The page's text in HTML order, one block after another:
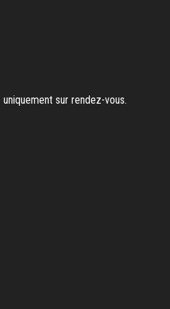
sur rendez-vous.